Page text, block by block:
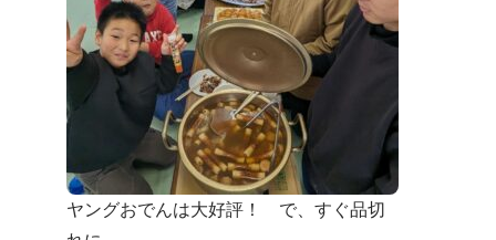
ヤングおでんは大好評！ で、すぐ品切